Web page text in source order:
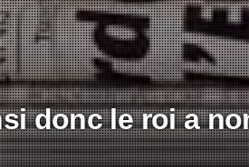
donc le roi a